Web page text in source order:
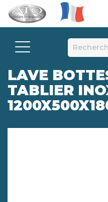
LAVE
TABLIER